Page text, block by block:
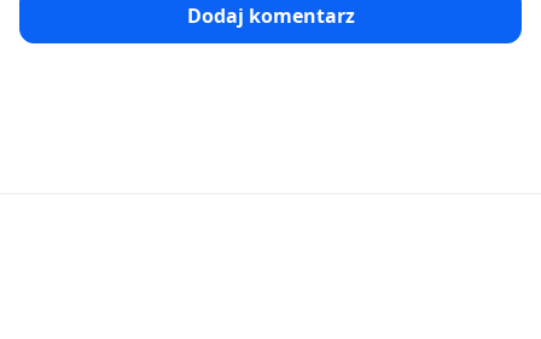
Dodaj komentarz